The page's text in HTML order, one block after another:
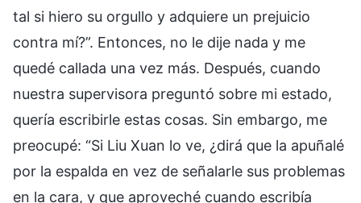
tal si hiero su orgullo y adquiere un prejuicio
contra mí?”. Entonces, no le dije nada y me
quedé callada una vez más. Después, cuando
nuestra supervisora preguntó sobre mi estado,
quería escribirle estas cosas. Sin embargo, me
preocupé: “Si Liu Xuan lo ve, ¿dirá que la apuñalé
por la espalda en vez de señalarle sus problemas
en la cara, y que aproveché cuando escribía